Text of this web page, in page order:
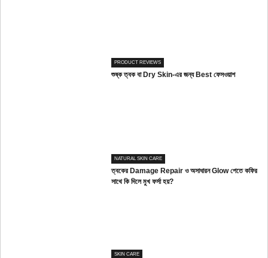
PRODUCT REVIEWS
শুষ্ক ত্বক বা Dry Skin-এর জন্য Best ফেসওয়াশ
NATURAL SKIN CARE
ত্বকের Damage Repair ও অসাধারন Glow পেতে কফির
সাথে কি দিলে মুখ ফর্সা হয়?
SKIN CARE